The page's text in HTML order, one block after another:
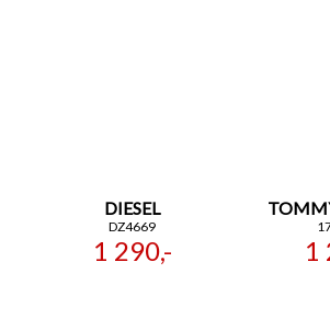
DIESEL
DZ4669
1 290,- 1